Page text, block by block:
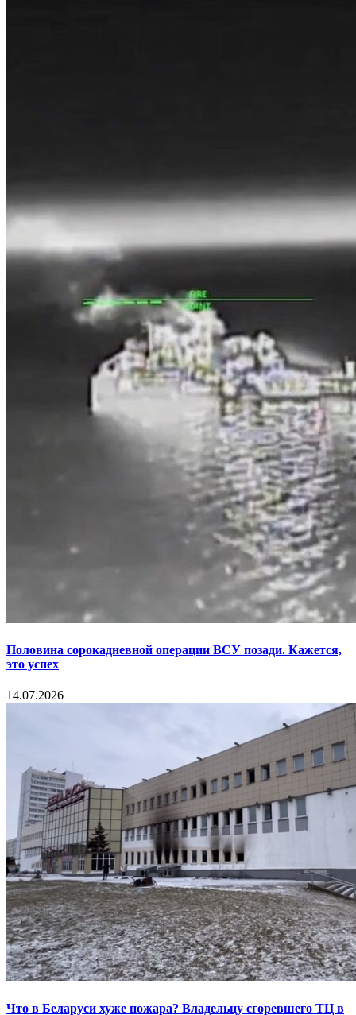
Половина сорокадневной операции ВСУ позади. Кажется,
это успех
14.07.2026
Что в Беларуси хуже пожара? Владельцу сгоревшего ТЦ в